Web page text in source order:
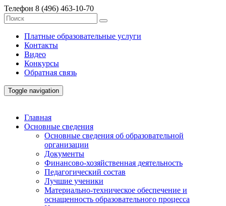
Телефон 8 (496) 463-10-70
Платные образовательные услуги
Контакты
Видео
Конкурсы
Обратная связь
Toggle navigation
Главная
Основные сведения
Основные сведения об образовательной
организации
Документы
Финансово-хозяйственная деятельность
Педагогический состав
Лучшие ученики
Материально-техническое обеспечение и
оснащенность образовательного процесса